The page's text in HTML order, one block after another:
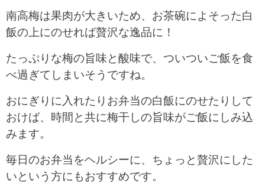
南高梅は果肉が大きいため、お茶碗によそった白
飯の上にのせれば贅沢な逸品に！
たっぷりな梅の旨味と酸味で、ついついご飯を食
べ過ぎてしまいそうですね。
おにぎりに入れたりお弁当の白飯にのせたりして
おけば、時間と共に梅干しの旨味がご飯にしみ込
みます。
毎日のお弁当をヘルシーに、ちょっと贅沢にした
いという方にもおすすめです。